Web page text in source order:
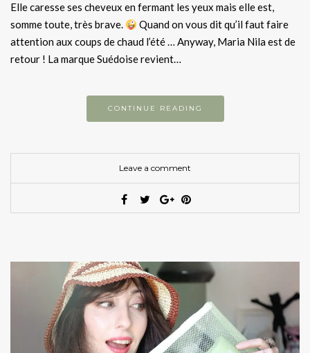
Elle caresse ses cheveux en fermant les yeux mais elle est,
somme toute, très brave.
Quand on vous dit qu’il faut faire
attention aux coups de chaud l’été … Anyway, Maria Nila est de
retour ! La marque Suédoise revient…
CONTINUE READING
Leave a comment